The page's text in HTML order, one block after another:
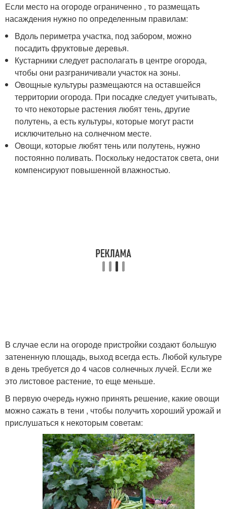
Если место на огороде ограниченно , то размещать
насаждения нужно по определенным правилам:
Вдоль периметра участка, под забором, можно
посадить фруктовые деревья.
Кустарники следует располагать в центре огорода,
чтобы они разграничивали участок на зоны.
Овощные культуры размещаются на оставшейся
территории огорода. При посадке следует учитывать,
то что некоторые растения любят тень, другие
полутень, а есть культуры, которые могут расти
исключительно на солнечном месте.
Овощи, которые любят тень или полутень, нужно
постоянно поливать. Поскольку недостаток света, они
компенсируют повышенной влажностью.
В случае если на огороде пристройки создают большую
затененную площадь, выход всегда есть. Любой культуре
в день требуется до 4 часов солнечных лучей. Если же
это листовое растение, то еще меньше.
В первую очередь нужно принять решение, какие овощи
можно сажать в тени , чтобы получить хороший урожай и
прислушаться к некоторым советам: